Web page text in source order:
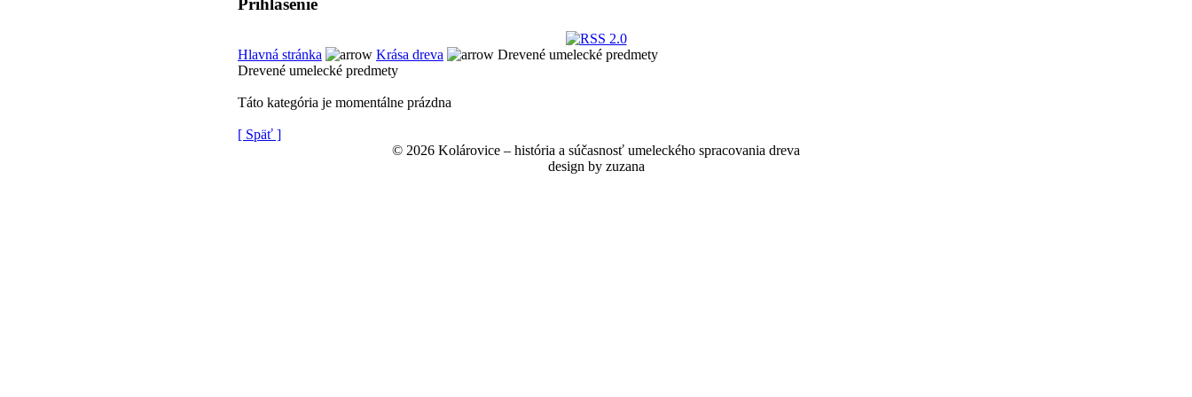
Prihlásenie
Hlavná stránka Krása dreva
Drevené umelecké predmety
Drevené umelecké predmety
Táto kategória je momentálne prázdna
[ Späť ]
© 2026 Kolárovice – história a súčasnosť umeleckého spracovania dreva
design by zuzana